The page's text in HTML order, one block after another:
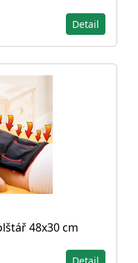
Detail
48x30 cm